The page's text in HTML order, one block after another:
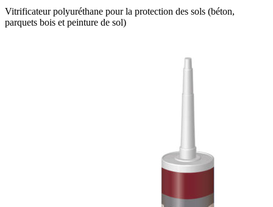
Vitrificateur polyuréthane pour la protection des sols (béton,
parquets bois et peinture de sol)